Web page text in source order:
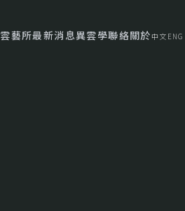
雲藝所最新消息異雲學聯絡關於中文